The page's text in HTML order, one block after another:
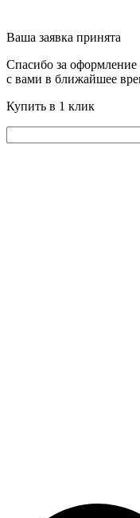
Ваша заявка принята
Спасибо за
с вами в ближайшее
Купить в 1 клик